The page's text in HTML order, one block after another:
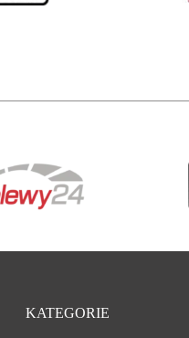
KATEGORIE